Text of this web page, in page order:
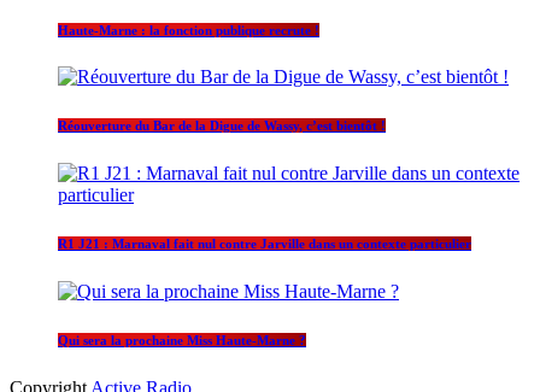
Haute-Marne : la fonction publique recrute !
Réouverture du Bar de la Digue de Wassy, c’est bientôt !
R1 J21 : Marnaval fait nul contre Jarville dans un contexte particulier
Qui sera la prochaine Miss Haute-Marne ?